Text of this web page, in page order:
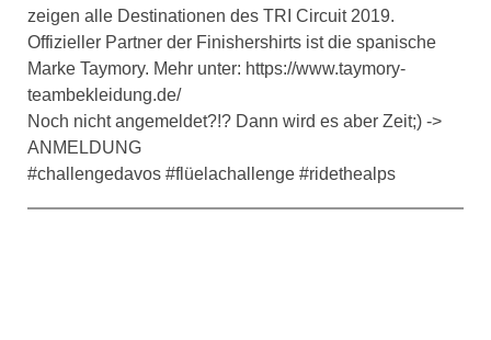
zeigen alle Destinationen des TRI Circuit 2019.
Offizieller Partner der Finishershirts ist die spanische
Marke Taymory. Mehr unter: https://www.taymory-
teambekleidung.de/
Noch nicht angemeldet?!? Dann wird es aber Zeit;) ->
ANMELDUNG
#challengedavos #flüelachallenge #ridethealps